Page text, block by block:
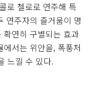
로 첼로로 연주해 특
연주자의 즐거움이 명
확연히 구별되는 효과
서는 위안을, 폭풍처
느낄 수 있다.